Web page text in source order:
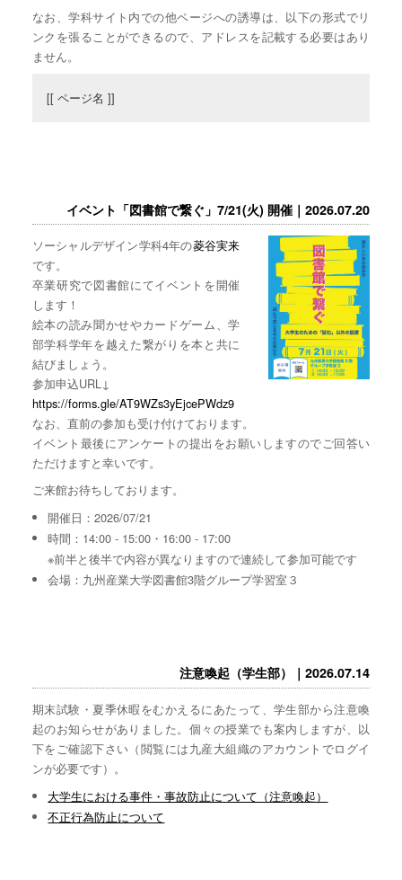
なお、学科サイト内での他ページへの誘導は、以下の形式でリ
ンクを張ることができるので、アドレスを記載する必要はあり
ません。
[[ ページ名 ]]
イベント「図書館で繋ぐ」7/21(火) 開催｜2026.07.20
ソーシャルデザイン学科4年の菱谷実来
です。
卒業研究で図書館にてイベントを開催
します！
絵本の読み聞かせやカードゲーム、学
部学科学年を越えた繋がりを本と共に
結びましょう。
参加申込URL↓
https://forms.gle/AT9WZs3yEjcePWdz9
なお、直前の参加も受け付けております。
イベント最後にアンケートの提出をお願いしますのでご回答い
ただけますと幸いです。
ご来館お待ちしております。
開催日：2026/07/21
時間：14:00 - 15:00・16:00 - 17:00
※前半と後半で内容が異なりますので連続して参加可能です
会場：九州産業大学図書館3階グループ学習室３
注意喚起（学生部）｜2026.07.14
期末試験・夏季休暇をむかえるにあたって、学生部から注意喚
起のお知らせがありました。個々の授業でも案内しますが、以
下をご確認下さい（閲覧には九産大組織のアカウントでログイ
ンが必要です）。
大学生における事件・事故防止について（注意喚起）
不正行為防止について